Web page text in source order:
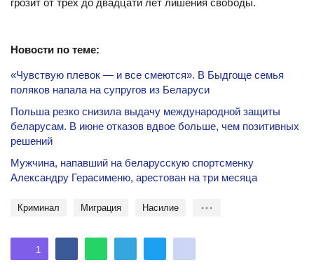
грозит от трех до двадцати лет лишения свободы.
Новости по теме:
«Чувствую плевок — и все смеются». В Быдгоще семья
поляков напала на супругов из Беларуси
Польша резко снизила выдачу международной защиты
беларусам. В июне отказов вдвое больше, чем позитивных
решений
Мужчина, напавший на беларусскую спортсменку
Александру Герасименю, арестован на три месяца
криминал миграция насилие
1